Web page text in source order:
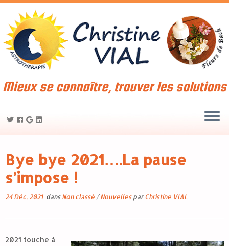
Mieux se connaître, trouver les solutions
Bye bye 2021….La pause
s’impose !
24 Déc, 2021dans Non classé /Nouvelles parChristine VIAL
2021 touche à